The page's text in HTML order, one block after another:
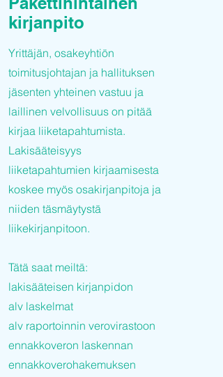
kirjanpito
Yrittäjän, osakeyhtiön
toimitusjohtajan ja hallituksen
jäsenten yhteinen vastuu ja
laillinen velvollisuus on pitää
kirjaa liiketapahtumista.
Lakisääteisyys
liiketapahtumien kirjaamisesta
koskee myös osakirjanpitoja ja
niiden täsmäytystä
liikekirjanpitoon.
Tätä saat meiltä:
lakisääteisen kirjanpidon
alv laskelmat
alv raportoinnin verovirastoon
ennakkoveron laskennan
ennakkoverohakemuksen